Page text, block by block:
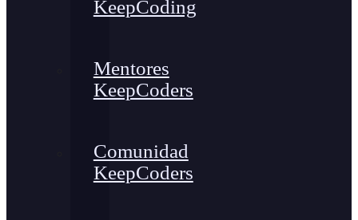
KeepCoding
Mentores
KeepCoders
Comunidad
KeepCoders